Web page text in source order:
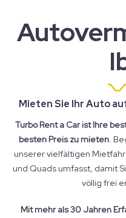
Mieten Sie Ihr Auto
Turbo Rent a Car ist Ihre
besten Preis zu mieten.
unserer vielfältigen
und Quads umfasst, damit
völlig frei
Mit mehr als 30 Jahren